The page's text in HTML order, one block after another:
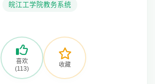
皖江工学院教务系统
喜欢
(113)
收藏